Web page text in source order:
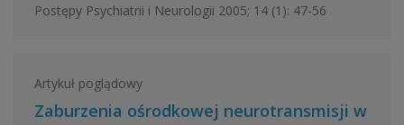
Postępy Psychiatrii i Neurologii 2005; 14 (1): 47-56
Artykuł poglądowy
Zaburzenia ośrodkowej neurotransmisji w